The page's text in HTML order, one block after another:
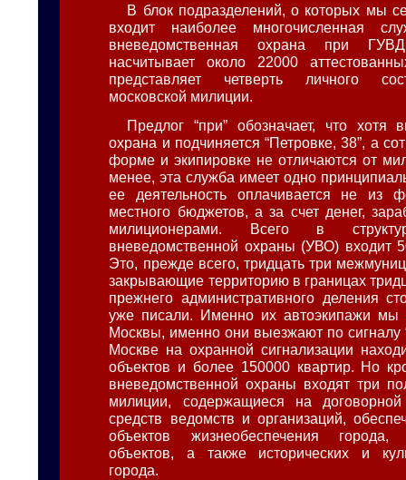
В блок подразделений, о которых мы
входит наиболее многочисленная
вневедомственная охрана при
насчитывает около 22000
представляет четверть личного
московской милиции.
Предлог “при” обозначает, что хотя
охрана и подчиняется “Петровке, 38”, а
форме и экипировке не отличаются от
менее, эта служба имеет одно
ее деятельность оплачивается не из
местного бюджетов, а за счет денег,
милиционерами. Всего в
вневедомственной охраны (УВО) входит
Это, прежде всего, тридцать три
закрывающие территорию в границах
прежнего административного деления
уже писали. Именно их автоэкипажи мы
Москвы, именно они выезжают по сигналу
Москве на охранной сигнализации
объектов и более 150000 квартир. Но
вневедомственной охраны входят три
милиции, содержащиеся на
средств ведомств и организаций,
объектов жизнеобеспечения
объектов, а также исторических и
города.